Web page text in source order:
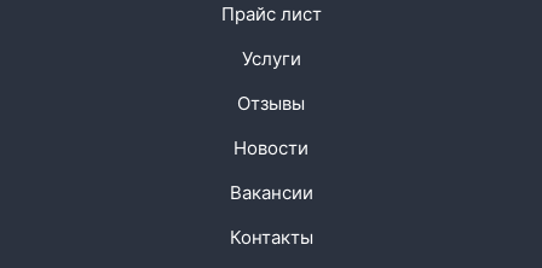
Прайс лист
Услуги
Отзывы
Новости
Вакансии
Контакты